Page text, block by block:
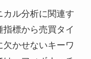
カル分析に関連す
標から売買タイ
欠かせないキーワ